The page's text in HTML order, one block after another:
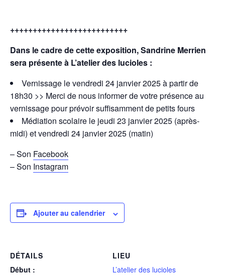
++++++++++++++++++++++++++
Dans le cadre de cette exposition, Sandrine Merrien
sera présente à L’atelier des lucioles :
Vernissage le vendredi 24 janvier 2025 à partir de
18h30 >> Merci de nous informer de votre présence au
vernissage pour prévoir suffisamment de petits fours
Médiation scolaire le jeudi 23 janvier 2025 (après-
midi) et vendredi 24 janvier 2025 (matin)
– Son Facebook
– Son Instagram
Ajouter au calendrier
DÉTAILS
Début :
LIEU
L’atelier des lucioles